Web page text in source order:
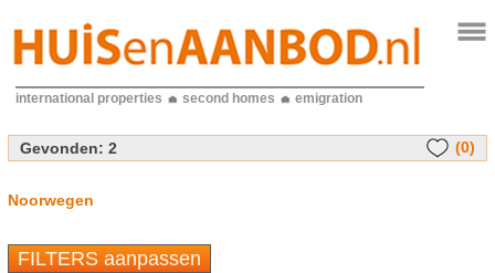
international properties second homes emigration
Gevonden: 2 (0)
Noorwegen
FILTERS aanpassen